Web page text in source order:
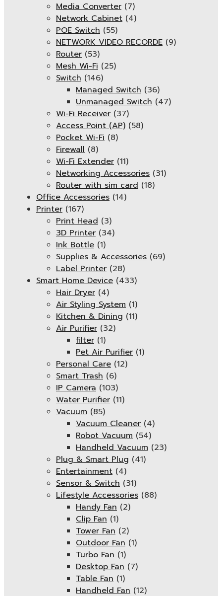
Media Converter (7)
Network Cabinet (4)
POE Switch (55)
NETWORK VIDEO RECORDE (9)
Router (53)
Mesh Wi-Fi (25)
Switch (146)
Managed Switch (36)
Unmanaged Switch (47)
Wi-Fi Receiver (37)
Access Point (AP) (58)
Pocket Wi-Fi (8)
Firewall (8)
Wi-Fi Extender (11)
Networking Accessories (31)
Router with sim card (18)
Office Accessories (14)
Printer (167)
Print Head (3)
3D Printer (34)
Ink Bottle (1)
Supplies & Accessories (69)
Label Printer (28)
Smart Home Device (433)
Hair Dryer (4)
Air Styling System (1)
Kitchen & Dining (11)
Air Purifier (32)
filter (1)
Pet Air Purifier (1)
Personal Care (12)
Smart Trash (6)
IP Camera (103)
Water Purifier (11)
Vacuum (85)
Vacuum Cleaner (4)
Robot Vacuum (54)
Handheld Vacuum (23)
Plug & Smart Plug (41)
Entertainment (4)
Sensor & Switch (31)
Lifestyle Accessories (88)
Handy Fan (2)
Clip Fan (1)
Tower Fan (2)
Outdoor Fan (1)
Turbo Fan (1)
Desktop Fan (7)
Table Fan (1)
Handheld Fan (12)